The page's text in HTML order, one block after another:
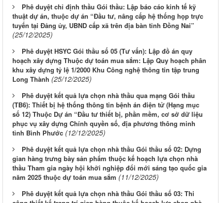
Phê duyệt chỉ định thầu Gói thầu: Lập báo cáo kinh tế kỹ
thuật dự án, thuộc dự án “Đầu tư, nâng cấp hệ thống họp trực
tuyến tại Đảng ủy, UBND cấp xã trên địa bàn tỉnh Đồng Nai”
(25/12/2025)
Phê duyệt HSYC Gói thầu số 05 (Tư vấn): Lập đồ án quy
hoạch xây dựng Thuộc dự toán mua sắm: Lập Quy hoạch phân
khu xây dựng tỷ lệ 1/2000 Khu Công nghệ thông tin tập trung
Long Thành (25/12/2025)
Phê duyệt kết quả lựa chọn nhà thầu qua mạng Gói thầu
(TB6): Thiết bị hệ thống thông tin bệnh án điện tử (Hạng mục
số 12) Thuộc Dự án “Đầu tư thiết bị, phần mềm, cơ sở dữ liệu
phục vụ xây dựng Chính quyền số, địa phương thông minh
tỉnh Bình Phước (12/12/2025)
Phê duyệt kết quả lựa chọn nhà thầu Gói thầu số 02: Dựng
gian hàng trưng bày sản phẩm thuộc kế hoạch lựa chọn nhà
thầu Tham gia ngày hội khởi nghiệp đổi mới sáng tạo quốc gia
năm 2025 thuộc dự toán mua sắm (11/12/2025)
Phê duyệt kết quả lựa chọn nhà thầu Gói thầu số 03: Thi